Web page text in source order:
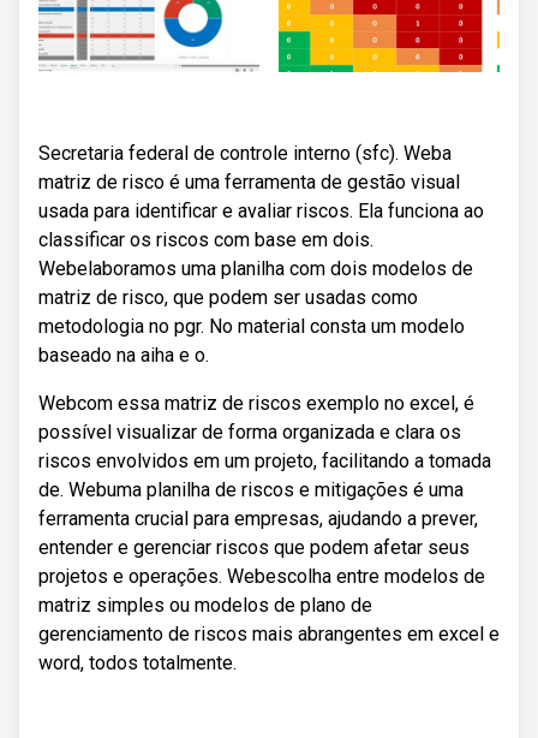
Secretaria federal de controle interno (sfc). Weba
matriz de risco é uma ferramenta de gestão visual
usada para identificar e avaliar riscos. Ela funciona ao
classificar os riscos com base em dois.
Webelaboramos uma planilha com dois modelos de
matriz de risco, que podem ser usadas como
metodologia no pgr. No material consta um modelo
baseado na aiha e o.
Webcom essa matriz de riscos exemplo no excel, é
possível visualizar de forma organizada e clara os
riscos envolvidos em um projeto, facilitando a tomada
de. Webuma planilha de riscos e mitigações é uma
ferramenta crucial para empresas, ajudando a prever,
entender e gerenciar riscos que podem afetar seus
projetos e operações. Webescolha entre modelos de
matriz simples ou modelos de plano de
gerenciamento de riscos mais abrangentes em excel e
word, todos totalmente.